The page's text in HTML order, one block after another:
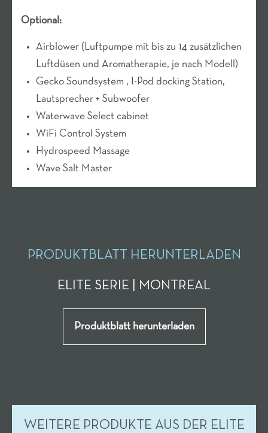
Optional:
Airblower (Luftpumpe mit bis zu 14 zusätzlichen
Luftdüsen und Aromatherapie, je nach Modell)
Gecko Soundsystem , I-Pod docking Station,
Lautsprecher + Subwoofer
Waterwave Select cabinet
WiFi Control System
Hydrospeed Massage
Wave Salt Master
PRODUKTBLATT HERUNTERLADEN
ELITE SERIE | MONTREAL
Produktblatt herunterladen
WEITERE PRODUKTE AUS DER ELITE